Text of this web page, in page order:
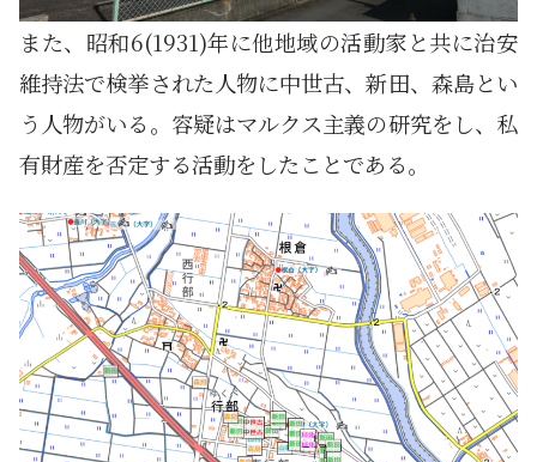
また、昭和6(1931)年に他地域の活動家と共に治安
維持法で検挙された人物に中世古、新田、森島とい
う人物がいる。容疑はマルクス主義の研究をし、私
有財産を否定する活動をしたことである。